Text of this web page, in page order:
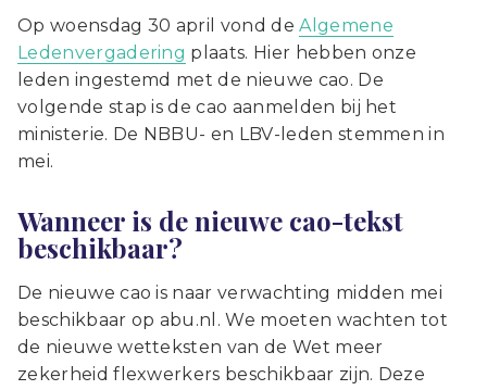
Op woensdag 30 april vond deAlgemene
Ledenvergadering plaats. Hier hebben onze
leden ingestemd met de nieuwe cao. De
volgende stap is de cao aanmelden bij het
ministerie. De NBBU- en LBV-leden stemmen in
mei.
Wanneer is de nieuwe cao-tekst
beschikbaar?
De nieuwe cao is naar verwachting midden mei
beschikbaar op abu.nl. We moeten wachten tot
de nieuwe wetteksten van de Wet meer
zekerheid flexwerkers beschikbaar zijn. Deze